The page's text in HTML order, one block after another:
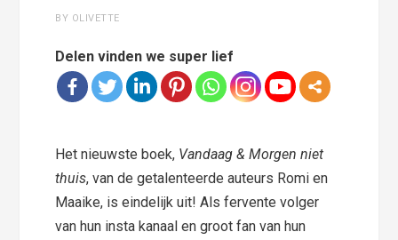
BY OLIVETTE
Delen vinden we super lief
Het nieuwste boek, Vandaag & Morgen niet
thuis, van de getalenteerde auteurs Romi en
Maaike, is eindelijk uit! Als fervente volger
van hun insta kanaal en groot fan van hun